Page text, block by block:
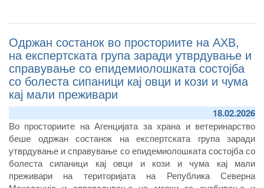
Одржан состанок во просториите на АХВ,
на експертската група заради утврдување и
справување со епидемиолошката состојба
со болеста сипаници кај овци и кози и чума
кај мали преживари
18.02.2026
Во просториите на Агенцијата за храна и ветеринарство
беше одржан состанок на експертската група заради
утврдување и справување со епидемиолошката состојба со
болеста сипаници кај овци и кози и чума кај мали
преживари на територијата на Република Северна